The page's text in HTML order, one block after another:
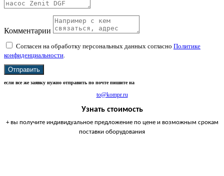
Комментарии
Согласен на обработку персональных данных согласно Политике
конфиденциальности.
Отправить
если все же заявку нужно отправить по почте пишите на
to@kompr.ru
Узнать стоимость
+ вы получите индивидуальное предложение по цене и возможным срокам
поставки оборудования